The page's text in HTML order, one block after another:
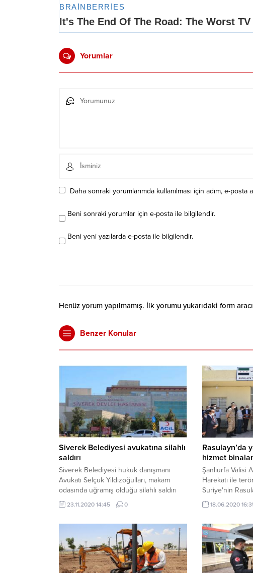
Yorumlar
Daha sonraki yorumlarımda kullanılması için adım, e-
Beni sonraki yorumlar için e-posta ile bilgilendir.
Beni yeni yazılarda e-posta ile bilgilendir.
Henüz yorum yapılmamış. İlk yorumu yukarıdaki form
Benzer Konular
Siverek Belediyesi avukatına silahlı
saldırı
Siverek Belediyesi hukuk danışmanı
Avukatı Selçuk Yıldızoğulları, makam
odasında uğramış olduğu silahlı saldırı
sonucu yaralandı.
23.11.2020 14:45 0
Rasulayn’da
hizmet
Şanlıurfa Valisi
Harekatı ile
Suriye'nin
tamamlanan
gerçekleştirdi.
18.06.2020